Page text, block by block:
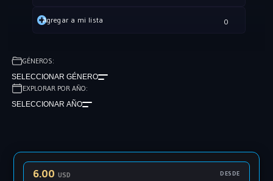
0
Agregar a mi lista
GÉNEROS:
SELECCIONAR GÉNERO
EXPLORAR POR AÑO:
SELECCIONAR AÑO
6.00USD DESDE